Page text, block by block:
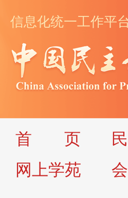
信息化统一工作平
首 页
网上学苑